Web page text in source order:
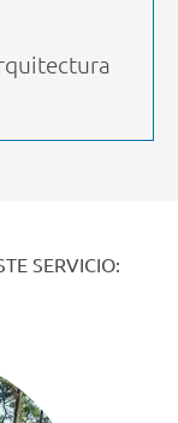
SERVICIO: